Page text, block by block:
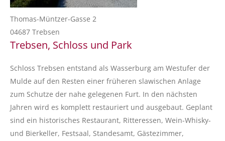
Thomas-Müntzer-Gasse 2
04687 Trebsen
Trebsen, Schloss und Park
Schloss Trebsen entstand als Wasserburg am Westufer der
Mulde auf den Resten einer früheren slawischen Anlage
zum Schutze der nahe gelegenen Furt. In den nächsten
Jahren wird es komplett restauriert und ausgebaut. Geplant
sind ein historisches Restaurant, Ritteressen, Wein-Whisky-
und Bierkeller, Festsaal, Standesamt, Gästezimmer,